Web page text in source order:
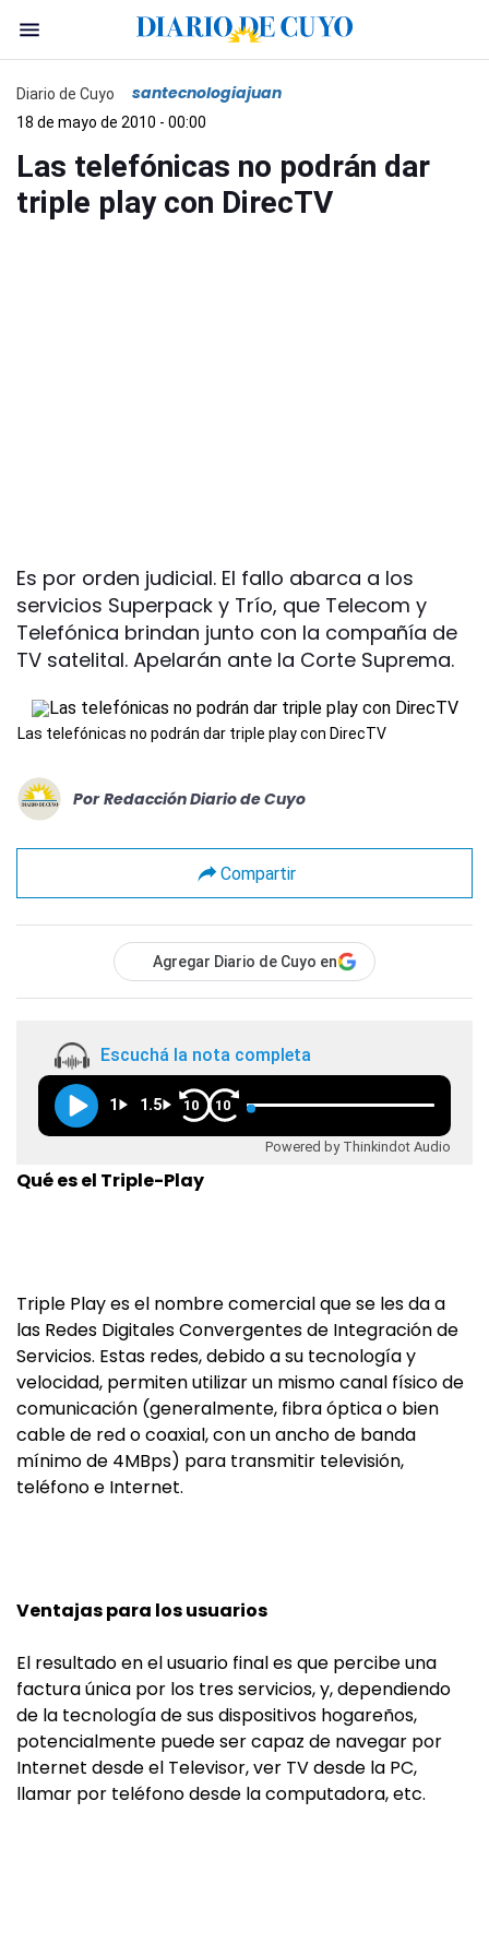
Diario de Cuyo santecnologiajuan
18 de mayo de 2010 - 00:00
Las telefónicas no podrán dar
triple play con DirecTV
Es por orden judicial. El fallo abarca a los
servicios Superpack y Trío, que Telecom y
Telefónica brindan junto con la compañía de
TV satelital. Apelarán ante la Corte Suprema.
Las telefónicas no podrán dar triple play con DirecTV
Por Redacción Diario de Cuyo
Compartir
Agregar Diario de Cuyo en
Escuchá la nota completa
1 1.5 10 10
Powered by Thinkindot Audio
Qué es el Triple-Play
Triple Play es el nombre comercial que se les da a
las Redes Digitales Convergentes de Integración de
Servicios. Estas redes, debido a su tecnología y
velocidad, permiten utilizar un mismo canal físico de
comunicación (generalmente, fibra óptica o bien
cable de red o coaxial, con un ancho de banda
mínimo de 4MBps) para transmitir televisión,
teléfono e Internet.
Ventajas para los usuarios
El resultado en el usuario final es que percibe una
factura única por los tres servicios, y, dependiendo
de la tecnología de sus dispositivos hogareños,
potencialmente puede ser capaz de navegar por
Internet desde el Televisor, ver TV desde la PC,
llamar por teléfono desde la computadora, etc.